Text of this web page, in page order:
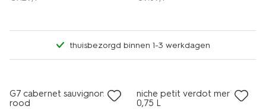
thuisbezorgd binnen 1-3 werkdagen
G7 cabernet sauvignon -
rood
niche petit verdot merlot -
0,75 L